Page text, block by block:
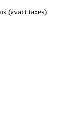
(avant taxes)